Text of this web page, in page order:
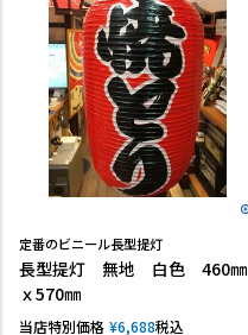
定番のビニール長型提灯
長型提灯 無地 白色 460㎜
ｘ570㎜
当店特別価格 ¥6,688税込